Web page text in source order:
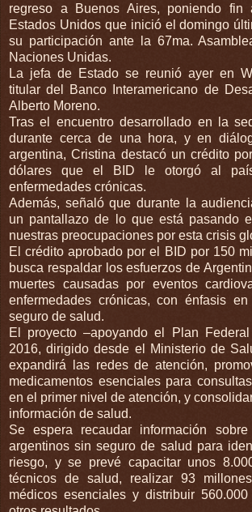
regreso a Buenos Aires, poniendo
Estados Unidos que inició el domingo
su participación ante la 67ma.
Naciones Unidas.
La jefa de Estado se reunió ayer en
titular del Banco Interamericano de
Alberto Moreno.
Tras el encuentro desarrollado en la
durante cerca de una hora, y en
argentina, Cristina destacó un crédito
dólares que el BID le otorgó al
enfermedades crónicas.
Además, señaló que durante la
un pantallazo de lo que está pasando
nuestras preocupaciones por esta crisis
El crédito aprobado por el BID por 150
busca respaldar los esfuerzos de
muertes causadas por eventos
enfermedades crónicas, con énfasis
seguro de salud.
El proyecto –apoyando el Plan
2016, dirigido desde el Ministerio de
expandirá las redes de atención,
medicamentos esenciales para
en el primer nivel de atención, y
información de salud.
Se espera recaudar información
argentinos sin seguro de salud para
riesgo, y se prevé capacitar unos
técnicos de salud, realizar 93
médicos esenciales y distribuir